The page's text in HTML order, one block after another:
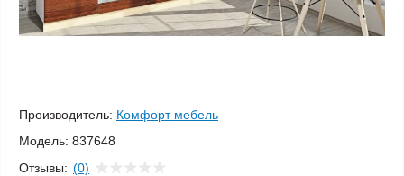
Производитель: Комфорт мебель
Модель: 837648
Отзывы: (0)